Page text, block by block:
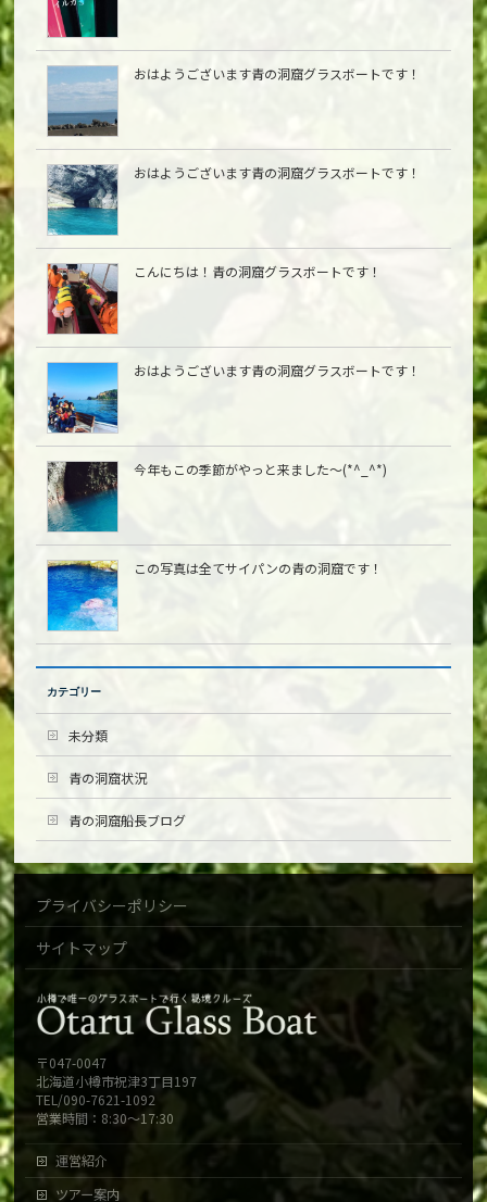
おはようございます青の洞窟グラスボートです！
おはようございます青の洞窟グラスボートです！
こんにちは︎！青の洞窟グラスボートです！
おはようございます青の洞窟グラスボートです！
今年もこの季節がやっと来ました〜(*^_^*)
この写真は全てサイパンの青の洞窟です！
カテゴリー
未分類
青の洞窟状況
青の洞窟船長ブログ
プライバシーポリシー
サイトマップ
〒047-0047
北海道小樽市祝津3丁目197
TEL/090-7621-1092
営業時間：8:30～17:30
運営紹介
ツアー案内